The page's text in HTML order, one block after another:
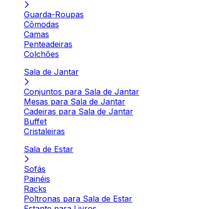
Guarda-Roupas
Cômodas
Camas
Penteadeiras
Colchões
Sala de Jantar
Conjuntos para Sala de Jantar
Mesas para Sala de Jantar
Cadeiras para Sala de Jantar
Buffet
Cristaleiras
Sala de Estar
Sofás
Painéis
Racks
Poltronas para Sala de Estar